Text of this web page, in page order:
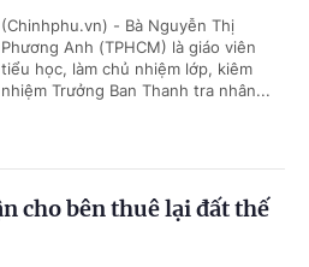
(Chinhphu.vn) - Bà Nguyễn Thị
Phương Anh (TPHCM) là giáo viên
tiểu học, làm chủ nhiệm lớp, kiêm
nhiệm Trưởng Ban Thanh tra nhân...
cho bên thuê lại đất thế